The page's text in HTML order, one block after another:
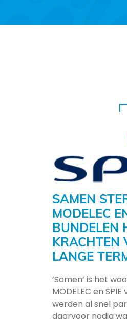
SAMEN
MODELEC
BUNDELEN
KRACHTEN
LANGE
‘Samen’ is het
MODELEC en
werden al snel
daarvoor nodig